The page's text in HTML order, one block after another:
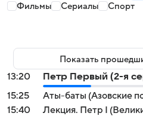
Фильмы Сериалы Спорт
Показать
13:20
Петр Первый (2-я
15:25
Аты-баты (Азовские
15:40
Лекция. Петр I